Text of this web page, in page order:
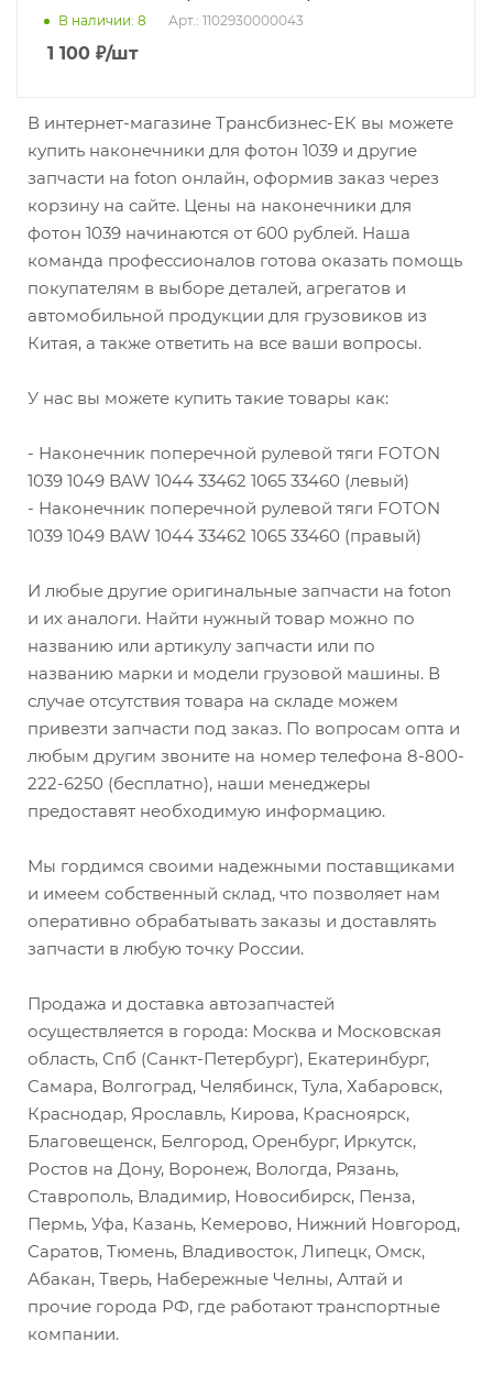
В наличии: 8 Арт.: 1102930000043
1 100 ₽/шт
В интернет-магазине Трансбизнес-ЕК вы можете
купить наконечники для фотон 1039 и другие
запчасти на foton онлайн, оформив заказ через
корзину на сайте. Цены на наконечники для
фотон 1039 начинаются от 600 рублей. Наша
команда профессионалов готова оказать помощь
покупателям в выборе деталей, агрегатов и
автомобильной продукции для грузовиков из
Китая, а также ответить на все ваши вопросы.
У нас вы можете купить такие товары как:
- Наконечник поперечной рулевой тяги FOTON
1039 1049 BAW 1044 33462 1065 33460 (левый)
- Наконечник поперечной рулевой тяги FOTON
1039 1049 BAW 1044 33462 1065 33460 (правый)
И любые другие оригинальные запчасти на foton
и их аналоги. Найти нужный товар можно по
названию или артикулу запчасти или по
названию марки и модели грузовой машины. В
случае отсутствия товара на складе можем
привезти запчасти под заказ. По вопросам опта и
любым другим звоните на номер телефона 8-800-
222-6250 (бесплатно), наши менеджеры
предоставят необходимую информацию.
Мы гордимся своими надежными поставщиками
и имеем собственный склад, что позволяет нам
оперативно обрабатывать заказы и доставлять
запчасти в любую точку России.
Продажа и доставка автозапчастей
осуществляется в города: Москва и Московская
область, Спб (Санкт-Петербург), Екатеринбург,
Самара, Волгоград, Челябинск, Тула, Хабаровск,
Краснодар, Ярославль, Кирова, Красноярск,
Благовещенск, Белгород, Оренбург, Иркутск,
Ростов на Дону, Воронеж, Вологда, Рязань,
Ставрополь, Владимир, Новосибирск, Пенза,
Пермь, Уфа, Казань, Кемерово, Нижний Новгород,
Саратов, Тюмень, Владивосток, Липецк, Омск,
Абакан, Тверь, Набережные Челны, Алтай и
прочие города РФ, где работают транспортные
компании.